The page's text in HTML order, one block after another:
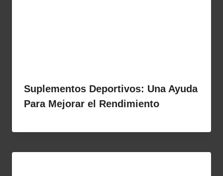
Suplementos Deportivos: Una Ayuda
Para Mejorar el Rendimiento